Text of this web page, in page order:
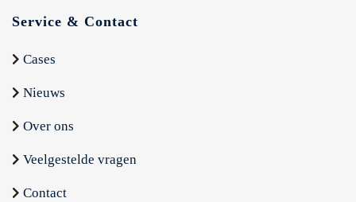
Service & Contact
Cases
Nieuws
Over ons
Veelgestelde vragen
Contact